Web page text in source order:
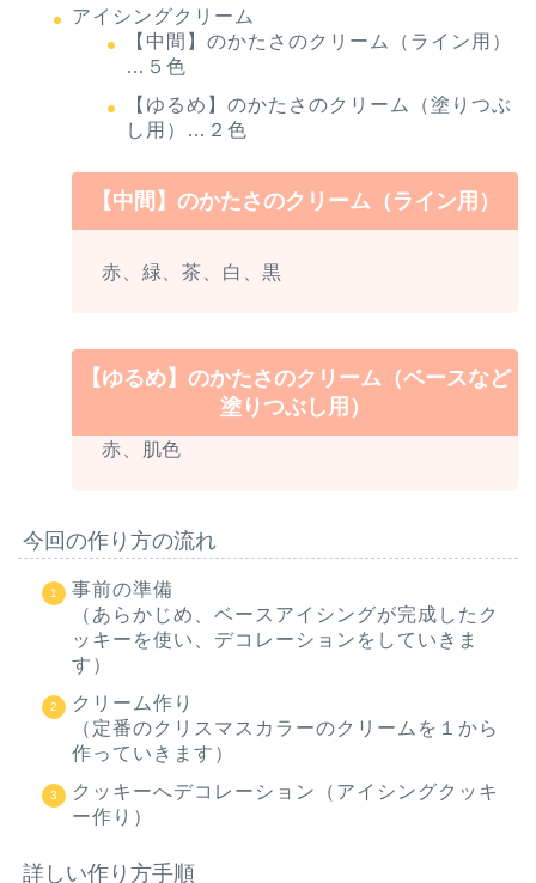
アイシングクリーム
【中間】のかたさのクリーム（ライン用）
…５色
【ゆるめ】のかたさのクリーム（塗りつぶ
し用）…２色
【中間】のかたさのクリーム（ライン用）
赤、緑、茶、白、黒
【ゆるめ】のかたさのクリーム（ベースなど
塗りつぶし用）
赤、肌色
今回の作り方の流れ
事前の準備
（あらかじめ、ベースアイシングが完成したク
ッキーを使い、デコレーションをしていきま
す）
クリーム作り
（定番のクリスマスカラーのクリームを１から
作っていきます）
クッキーへデコレーション（アイシングクッキ
ー作り）
詳しい作り方手順